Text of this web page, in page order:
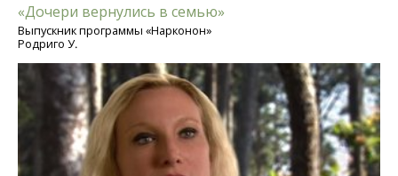
«Дочери вернулись в семью»
Выпускник программы «Нарконон»
Родриго У.